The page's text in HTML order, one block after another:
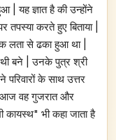
| यह ज्ञात है की उन्होंने
करते हुए बिताया |
लता से ढका हुआ था |
बने | उनके पुत्र श्री
के साथ उत्तर
आज वह गुजरात और
कायस्थ" भी कहा जाता है